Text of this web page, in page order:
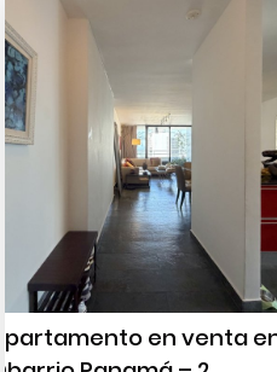
Apartamento en venta